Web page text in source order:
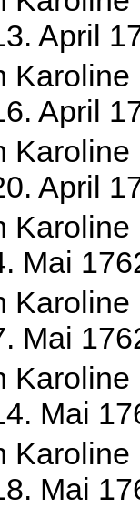
April
Karoline
April
Karoline
April
Karoline
Mai
Karoline
Mai
Karoline
Mai
Karoline
Mai